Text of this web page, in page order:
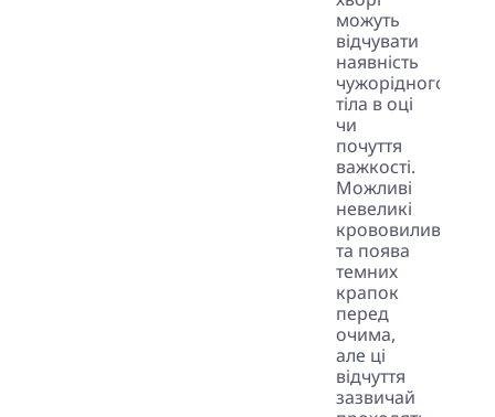
можуть
відчувати
наявність
чужорідного
тіла в оці
чи
почуття
важкості.
Можливі
невеликі
крововиливи
та поява
темних
крапок
перед
очима,
але ці
відчуття
зазвичай